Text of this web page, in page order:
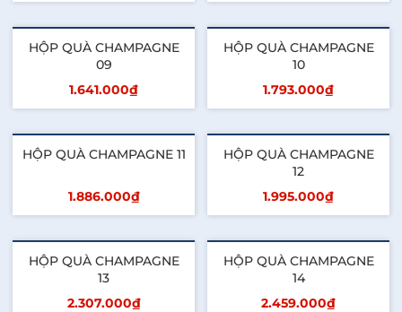
HỘP QUÀ CHAMPAGNE
09
1.641.000₫
HỘP QUÀ CHAMPAGNE
10
1.793.000₫
HỘP QUÀ CHAMPAGNE 11
1.886.000₫
HỘP QUÀ CHAMPAGNE
12
1.995.000₫
HỘP QUÀ CHAMPAGNE
13
2.307.000₫
HỘP QUÀ CHAMPAGNE
14
2.459.000₫